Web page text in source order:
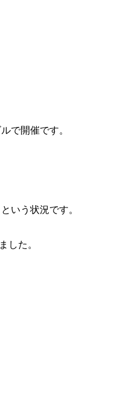
で開催です。
いう状況です。
した。